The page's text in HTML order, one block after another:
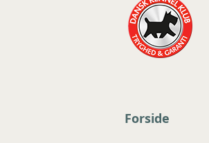
Forside